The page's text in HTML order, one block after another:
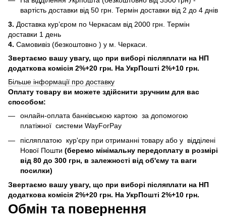
вартість доставки від 50 грн. Термін доставки від 2 до 4 днів
3. Доставка кур’єром по Черкасам від 2000 грн. Термін
доставки 1 день
4. Самовивіз (безкоштовно ) у м. Черкаси.
Звертаємо вашу увагу, що при виборі післяплати на НП
додаткова комісія 2%+20 грн. На УкрПошті 2%+10 грн.
Більше інформації про доставку
Оплату товару ви можете здійснити зручним для вас
способом:
онлайн-оплата банківською картою за допомогою
платіжної системи WayForPay
післяплатою кур'єру при отриманні товару або у відділені
Нової Пошти (беремо мінімальну передоплату в розмірі
від 80 до 300 грн, в залежності від об'єму та ваги
посилки)
Звертаємо вашу увагу, що при виборі післяплати на НП
додаткова комісія 2%+20 грн. На УкрПошті 2%+10 грн.
Обмін та повернення